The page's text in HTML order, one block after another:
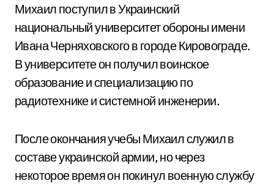
Михаил поступил в Украинский
национальный университет обороны имени
Ивана Черняховского в городе Кировограде.
В университете он получил воинское
образование и специализацию по
радиотехнике и системной инженерии.
После окончания учебы Михаил служил в
составе украинской армии, но через
некоторое время он покинул военную службу